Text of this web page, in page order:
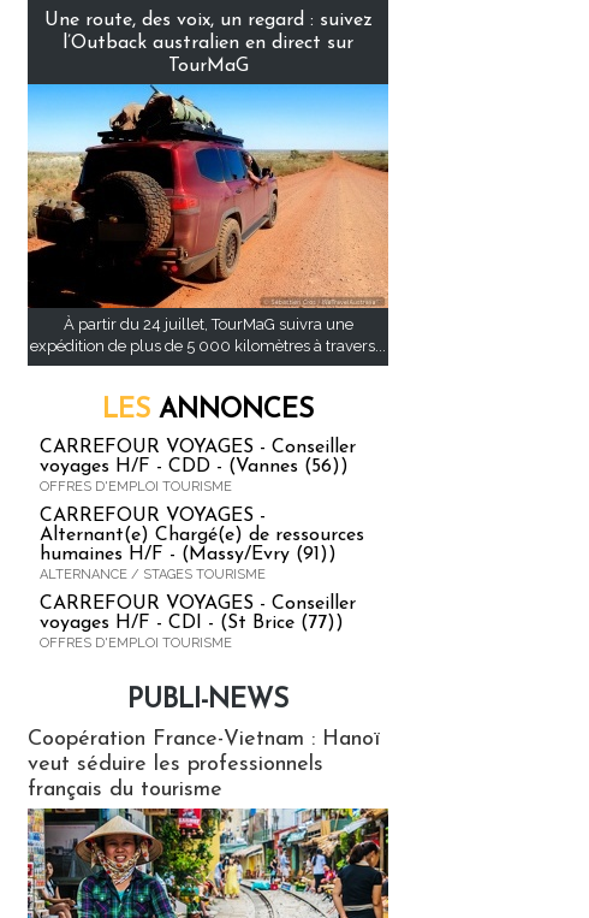
Une route, des voix, un regard : suivez
l’Outback australien en direct sur
TourMaG
À partir du 24 juillet, TourMaG suivra une
expédition de plus de 5 000 kilomètres à travers...
LES ANNONCES
CARREFOUR VOYAGES - Conseiller
voyages H/F - CDD - (Vannes (56))
OFFRES D'EMPLOI TOURISME
CARREFOUR VOYAGES -
Alternant(e) Chargé(e) de ressources
humaines H/F - (Massy/Evry (91))
ALTERNANCE / STAGES TOURISME
CARREFOUR VOYAGES - Conseiller
voyages H/F - CDI - (St Brice (77))
OFFRES D'EMPLOI TOURISME
PUBLI-NEWS
Coopération France-Vietnam : Hanoï
veut séduire les professionnels
français du tourisme